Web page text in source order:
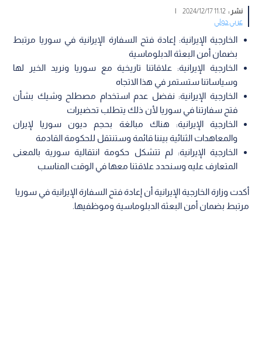
نشر :11:12 2024/12/17
|
عربي دولي
الخارجية الإيرانية: إعادة فتح السفارة الإيرانية في سوريا مرتبط
بضمان أمن البعثة الدبلوماسية
الخارجية الإيرانية: علاقاتنا تاريخية مع سوريا ونريد الخير لها
وسياساتنا ستستمر في هذا الاتجاه
الخارجية الإيرانية: نفضل عدم استخدام مصطلح وشيك بشأن
فتح سفارتنا في سوريا لأن ذلك يتطلب تحضيرات
الخارجية الإيرانية: هناك مبالغة بحجم ديون سوريا لإيران
والمعاهدات الثنائية بيننا قائمة وستنتقل للحكومة القادمة
الخارجية الإيرانية: لم تتشكل حكومة انتقالية سورية بالمعنى
المتعارف عليه وسنحدد علاقتنا معها في الوقت المناسب
أكدت وزارة الخارجية الإيرانية أن إعادة فتح السفارة الإيرانية في سوريا
مرتبط بضمان أمن البعثة الدبلوماسية وموظفيها.